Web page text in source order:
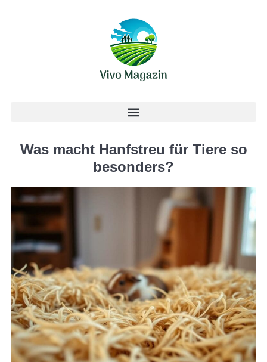
Was macht Hanfstreu für Tiere so
besonders?